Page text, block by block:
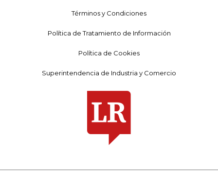
Términos y Condiciones
Política de Tratamiento de Información
Política de Cookies
Superintendencia de Industria y Comercio